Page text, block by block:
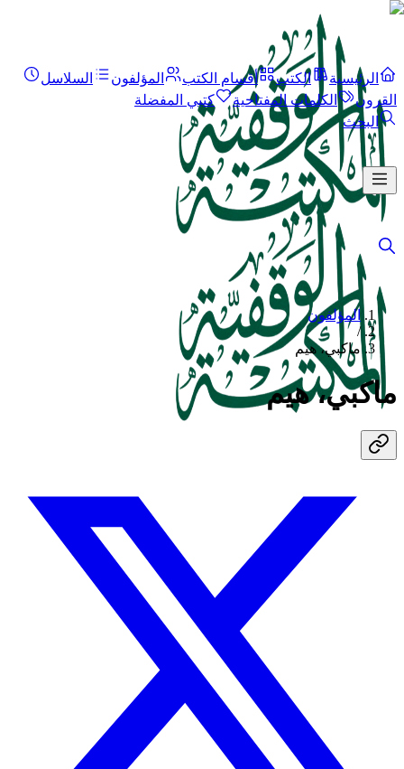
الرئيسية الكتب أقسام الكتب المؤلفون
السلاسل
القرون
الكلمات المفتاحية
كتبي المفضلة
البحث
المؤلفون
/
ماكبي، هيم
ماكبي، هيم